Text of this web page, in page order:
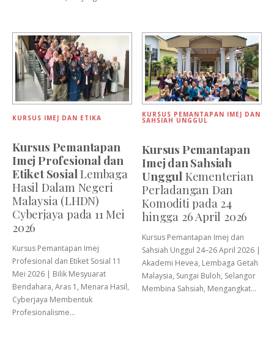
KURSUS IMEJ DAN ETIKA
Kursus Pemantapan
Imej Profesional dan
Etiket SosialLembaga
Hasil Dalam Negeri
Malaysia (LHDN)
Cyberjaya pada 11 Mei
2026
Kursus Pemantapan Imej
Profesional dan Etiket Sosial 11
Mei 2026 | Bilik Mesyuarat
Bendahara, Aras 1, Menara Hasil,
Cyberjaya Membentuk
Profesionalisme…
KURSUS PEMANTAPAN IMEJ DAN
SAHSIAH UNGGUL
Kursus Pemantapan
Imej dan Sahsiah
UnggulKementerian
Perladangan Dan
Komoditi pada 24
hingga 26 April 2026
Kursus Pemantapan Imej dan
Sahsiah Unggul 24–26 April 2026 |
Akademi Hevea, Lembaga Getah
Malaysia, Sungai Buloh, Selangor
Membina Sahsiah, Mengangkat…